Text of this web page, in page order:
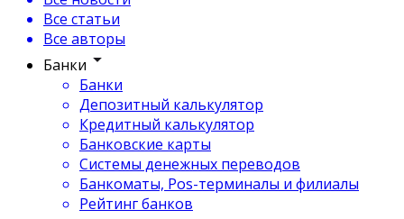
Все статьи
Все авторы
Банки
Банки
Депозитный калькулятор
Кредитный калькулятор
Банковские карты
Системы денежных переводов
Банкоматы, Pos-терминалы и филиалы
Рейтинг банков